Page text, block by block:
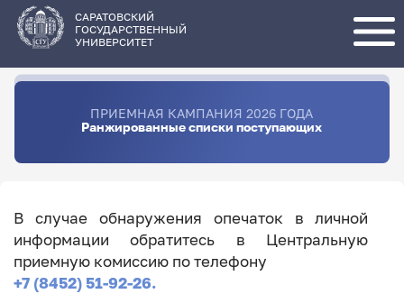
основному
содержанию
САРАТОВСКИЙ
ГОСУДАРСТВЕННЫЙ
УНИВЕРСИТЕТ
ПРИЕМНАЯ КАМПАНИЯ 2026 ГОДА
Ранжированные списки поступающих
В случае обнаружения опечаток в личной
информации обратитесь в Центральную
приемную комиссию по телефону
+7 (8452) 51-92-26.